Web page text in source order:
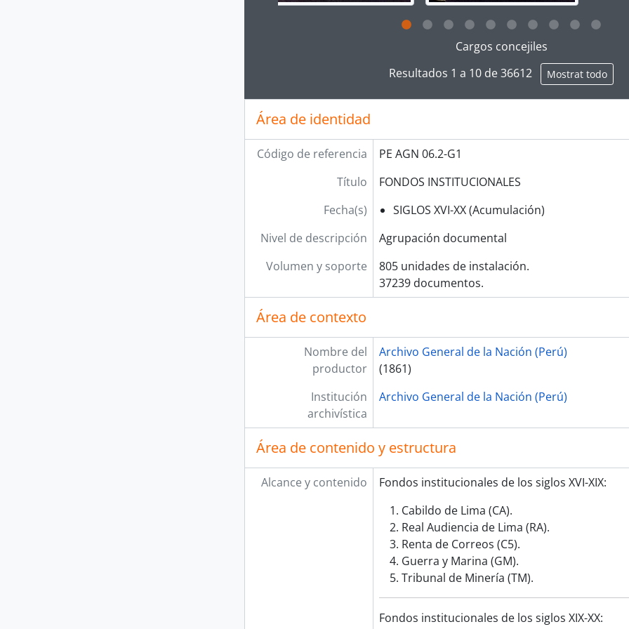
Clicking this description title link will open the description view
Cargos concejiles
Resultados 1 a 10 de 36612
Mostrat todo
Área de identidad
Código de referencia
PE AGN 06.2-G1
Título
FONDOS INSTITUCIONALES
Fecha(s)
SIGLOS XVI-XX (Acumulación)
Nivel de descripción
Agrupación documental
Volumen y soporte
805 unidades de instalación.
37239 documentos.
Área de contexto
Nombre del
productor
Archivo General de la Nación (Perú)
(1861)
Institución
archivística
Archivo General de la Nación (Perú)
Área de contenido y estructura
Alcance y contenido
Fondos institucionales de los siglos XVI-XIX:
Cabildo de Lima (CA).
Real Audiencia de Lima (RA).
Renta de Correos (C5).
Guerra y Marina (GM).
Tribunal de Minería (TM).
Fondos institucionales de los siglos XIX-XX: